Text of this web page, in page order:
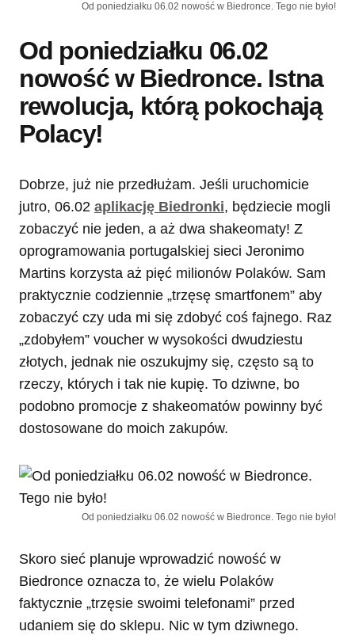
Od poniedziałku 06.02 nowość w Biedronce. Tego nie było!
Od poniedziałku 06.02
nowość w Biedronce. Istna
rewolucja, którą pokochają
Polacy!
Dobrze, już nie przedłużam. Jeśli uruchomicie
jutro, 06.02 aplikację Biedronki, będziecie mogli
zobaczyć nie jeden, a aż dwa shakeomaty! Z
oprogramowania portugalskiej sieci Jeronimo
Martins korzysta aż pięć milionów Polaków. Sam
praktycznie codziennie „trzęsę smartfonem” aby
zobaczyć czy uda mi się zdobyć coś fajnego. Raz
„zdobyłem” voucher w wysokości dwudziestu
złotych, jednak nie oszukujmy się, często są to
rzeczy, których i tak nie kupię. To dziwne, bo
podobno promocje z shakeomatów powinny być
dostosowane do moich zakupów.
Od poniedziałku 06.02 nowość w Biedronce. Tego nie było!
Skoro sieć planuje wprowadzić nowość w
Biedronce oznacza to, że wielu Polaków
faktycznie „trzęsie swoimi telefonami” przed
udaniem się do sklepu. Nic w tym dziwnego.